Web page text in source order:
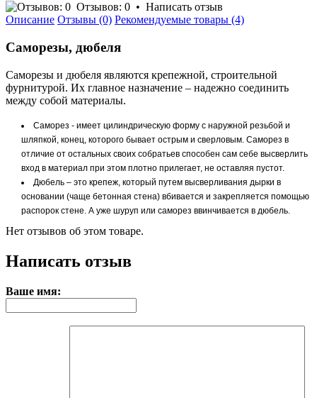
Отзывов: 0 • Написать отзыв
Описание Отзывы (0) Рекомендуемые товары (4)
Саморезы, дюбеля
Саморезы и дюбеля являются крепежной, строительной
фурнитурой. Их главное назначение – надежно соединить
между собой материалы.
Саморез - имеет цилиндрическую форму с наружной резьбой и
шляпкой, конец, которого бывает острым и сверловым. Саморез в
отличие от остальных своих собратьев способен сам себе высверлить
вход в материал при этом плотно прилегает, не оставляя пустот.
Дюбель – это крепеж, который путем высверливания дырки в
основании (чаще бетонная стена) вбивается и закрепляется помощью
распорок стене. А уже шуруп или саморез ввинчивается в дюбель.
Нет отзывов об этом товаре.
Написать отзыв
Ваше имя: